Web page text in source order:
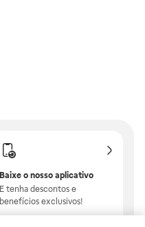
Baixe o nosso aplicativo
E tenha descontos e
benefícios exclusivos!